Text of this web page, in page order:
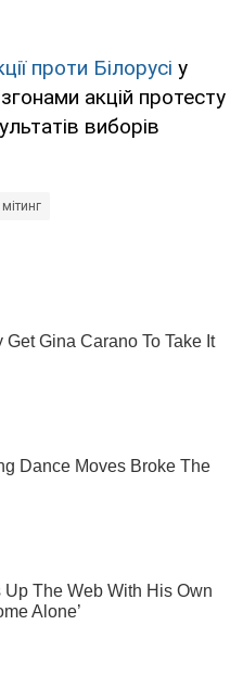
проти Білорусі у
акцій протесту
виборів
мітинг